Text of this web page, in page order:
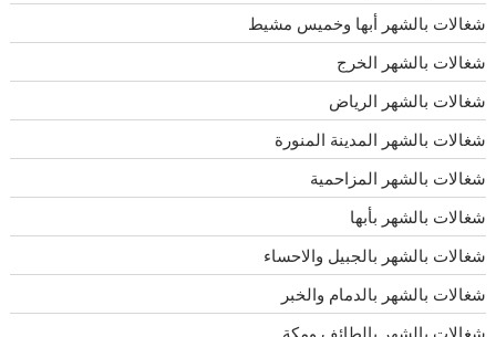
شغالات بالشهر أبها وخميس مشيط
شغالات بالشهر الخرج
شغالات بالشهر الرياض
شغالات بالشهر المدينة المنورة
شغالات بالشهر المزاحمية
شغالات بالشهر بأبها
شغالات بالشهر بالجبيل والاحساء
شغالات بالشهر بالدمام والخبر
شغالات بالشهر بالطائف ومكة